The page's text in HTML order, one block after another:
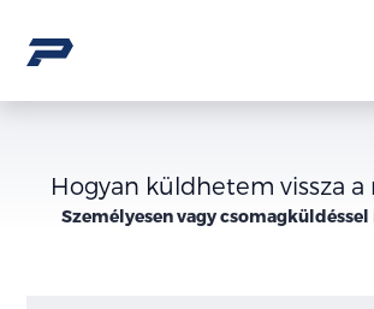
Hogyan küldhetem vissza a
Személyesen vagy